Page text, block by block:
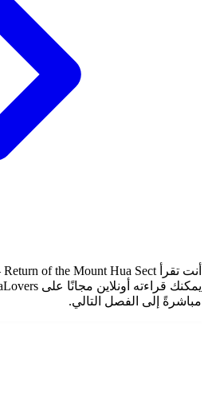
يمكنك قراءته أونلاين مجانًا على MangaLovers.
مباشرةً إلى الفصل التالي.